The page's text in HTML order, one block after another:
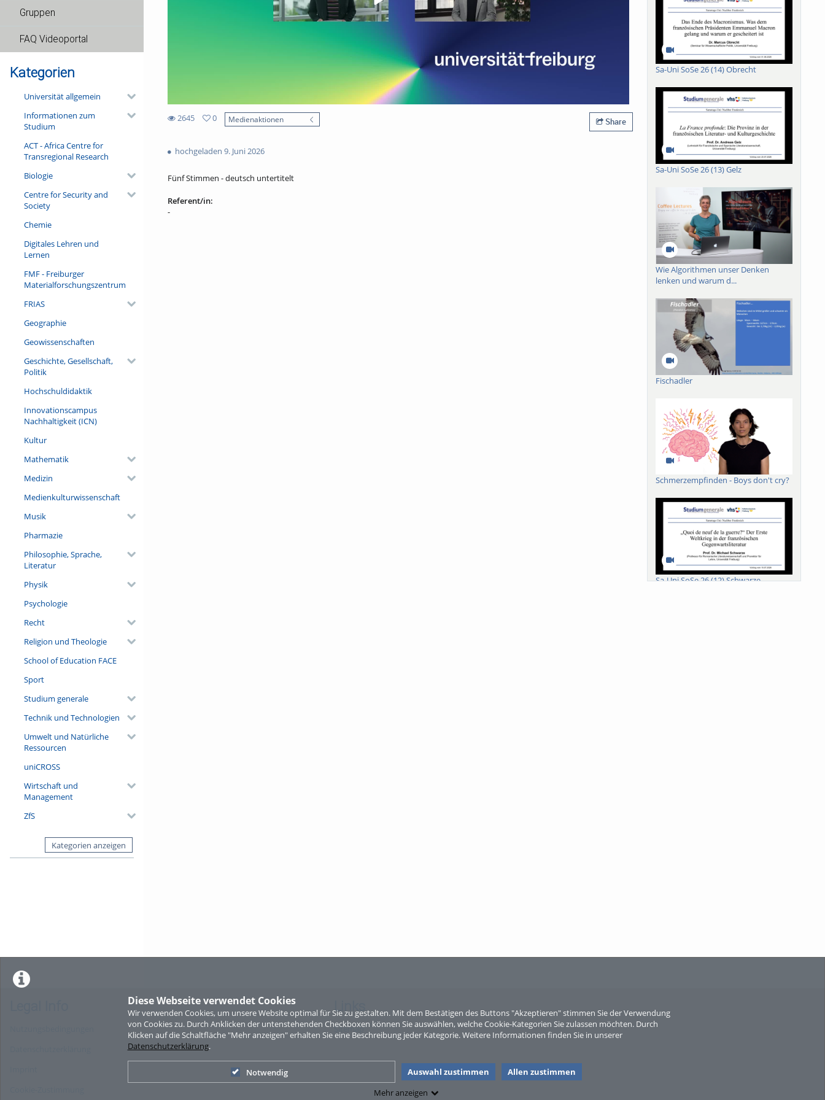
Diese Webseite verwendet Cookies
Wir verwenden Cookies, um unsere Website optimal für Sie zu gestalten. Mit dem Bestätigen des Buttons "Akzeptieren" stimmen Sie der Verwendung
von Cookies zu. Durch Anklicken der untenstehenden Checkboxen können Sie auswählen, welche Cookie-Kategorien Sie zulassen möchten. Durch
Klicken auf die Schaltfläche "Mehr anzeigen" erhalten Sie eine Beschreibung jeder Kategorie. Weitere Informationen finden Sie in unserer
Datenschutzerklärung.
Notwendig Auswahl zustimmen
Allen zustimmen
Mehr anzeigen
Gruppen
FAQ Videoportal
Kategorien
Universität allgemein
Informationen zum
Studium
ACT - Africa Centre for
Transregional Research
Biologie
Centre for Security and
Society
Chemie
Digitales Lehren und
Lernen
FMF - Freiburger
Materialforschungszentrum
FRIAS
Geographie
Geowissenschaften
Geschichte, Gesellschaft,
Politik
Hochschuldidaktik
Innovationscampus
Nachhaltigkeit (ICN)
Kultur
Mathematik
Medizin
Medienkulturwissenschaft
Musik
Pharmazie
Philosophie, Sprache,
Literatur
Physik
Psychologie
Recht
Religion und Theologie
School of Education FACE
Sport
Studium generale
Technik und Technologien
Umwelt und Natürliche
Ressourcen
uniCROSS
Wirtschaft und
Management
ZfS
Kategorien anzeigen
2645
views
0
Medienaktionen Share
hochgeladen 9. Juni 2026
Fünf Stimmen - deutsch untertitelt
Referent/in:
-
Sa-Uni SoSe 26 (14) Obrecht
Sa-Uni SoSe 26 (13) Gelz
Wie Algorithmen unser Denken
lenken und warum d...
Fischadler
Schmerzempfinden - Boys don't cry?
Sa-Uni SoSe 26 (12) Schwarze
Sperber
Links
Sitemap